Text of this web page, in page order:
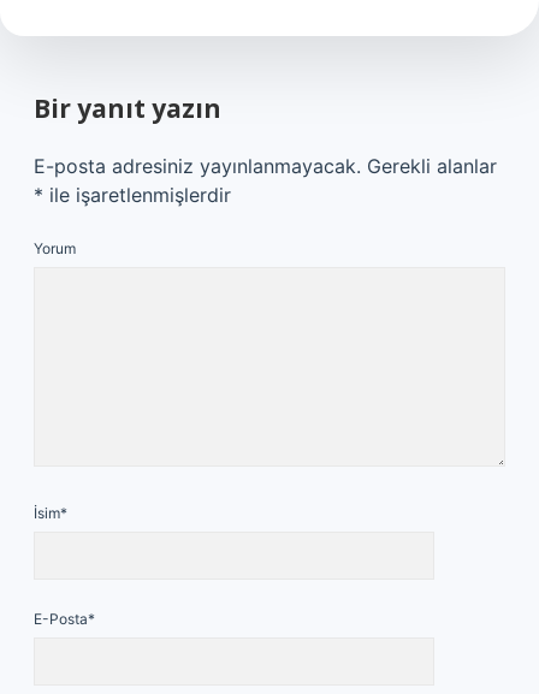
Bir yanıt yazın
E-posta adresiniz yayınlanmayacak. Gerekli alanlar
* ile işaretlenmişlerdir
Yorum
İsim*
E-Posta*